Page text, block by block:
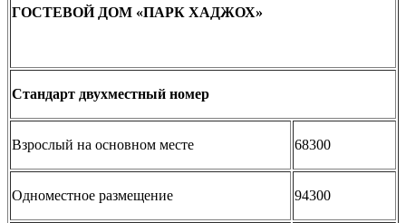
ГОСТЕВОЙ ДОМ «ПАРК ХАДЖОХ»
Стандарт двухместный номер
Взрослый на основном месте 68300
Одноместное размещение 94300